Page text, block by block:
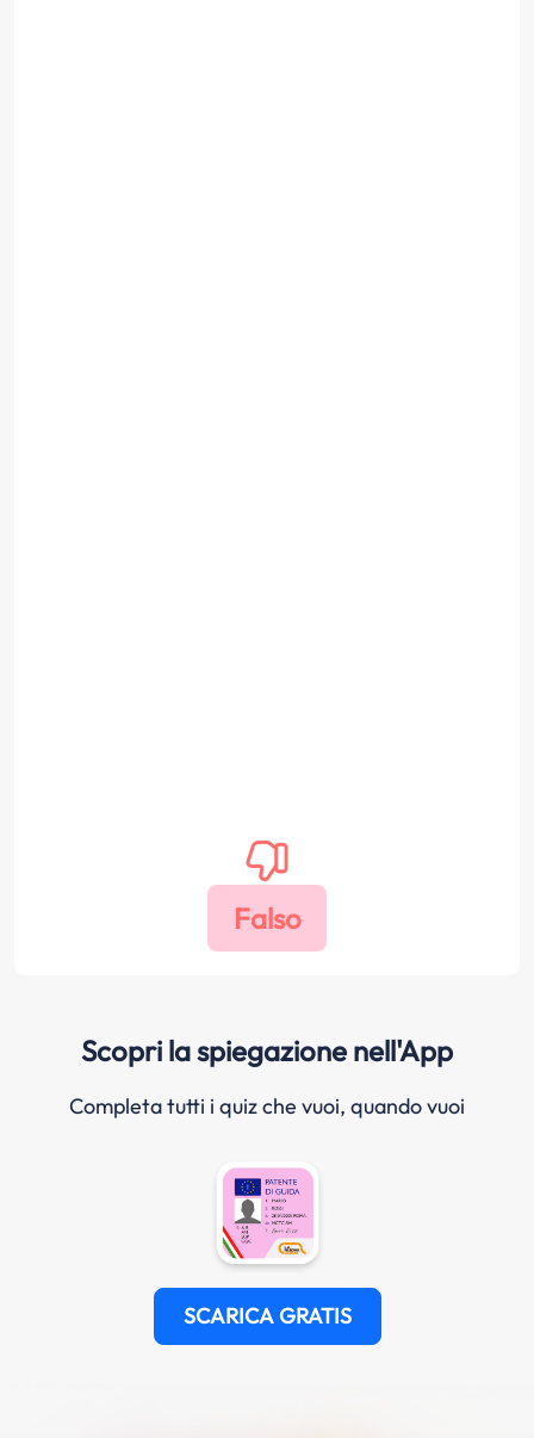
Scopri la spiegazione nell'App
Completa tutti i quiz che vuoi, quando vuoi
SCARICA GRATIS